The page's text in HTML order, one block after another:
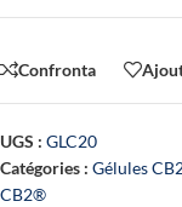
Confronta
UGS : GLC20
Catégories : Gélules
CB2®